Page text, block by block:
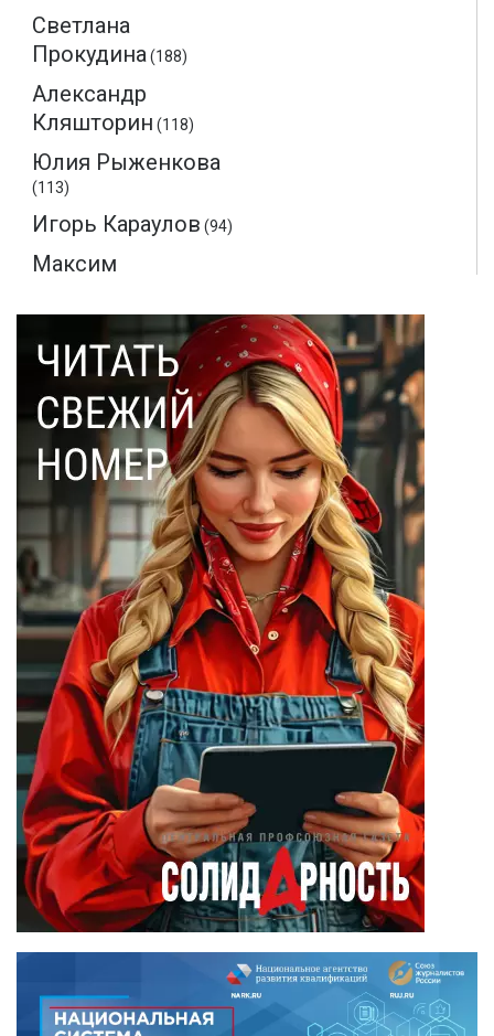
Светлана
Прокудина (188)
Александр
Кляшторин (118)
Юлия Рыженкова
(113)
Игорь Караулов (94)
Максим
Монте-Кристо(40)
Ольга Соловьева
(28)
Эдмон Дантес(28)
Наталья Кочемина
(23)
Вадим Барабанов
(18)
Дмитрий Чуйков
(18)
Камиль Айсин (18)
Александр
Запесоцкий(16)
Александр
Боданин(15)
Алена Беллис(15)
Александр
Илларионов(14)
Илья Косенков(13)